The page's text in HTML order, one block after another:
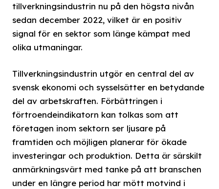
tillverkningsindustrin nu på den högsta nivån
sedan december 2022, vilket är en positiv
signal för en sektor som länge kämpat med
olika utmaningar.
Tillverkningsindustrin utgör en central del av
svensk ekonomi och sysselsätter en betydande
del av arbetskraften. Förbättringen i
förtroendeindikatorn kan tolkas som att
företagen inom sektorn ser ljusare på
framtiden och möjligen planerar för ökade
investeringar och produktion. Detta är särskilt
anmärkningsvärt med tanke på att branschen
under en längre period har mött motvind i